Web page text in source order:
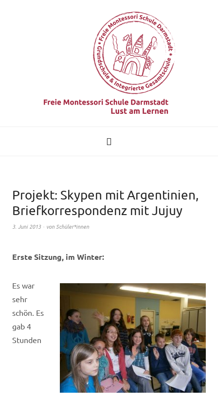
Projekt: Skypen mit Argentinien,
Briefkorrespondenz mit Jujuy
3. Juni 2013 vonSchüler*innen
Erste Sitzung, im Winter:
Es war
sehr
schön. Es
gab 4
Stunden